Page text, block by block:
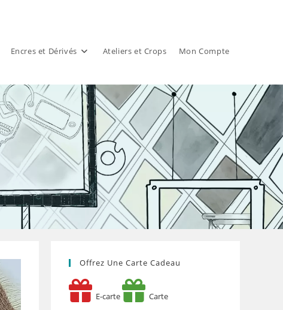
Encres et Dérivés Ateliers et Crops Mon Compte
Offrez Une Carte Cadeau
E-carte Carte